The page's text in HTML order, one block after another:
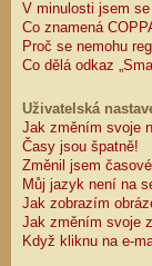
V minulosti jsem
Co znamená
Proč se nemohu
Co dělá odkaz
Uživatelská
Jak změním svoje
Časy jsou špatně!
Změnil jsem
Můj jazyk není na
Jak zobrazím
Jak změním svoje
Když kliknu na e-